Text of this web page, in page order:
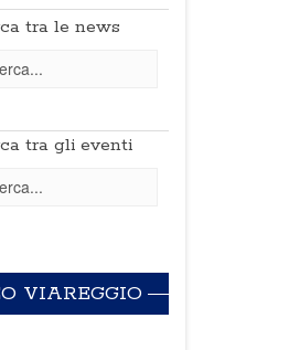
tra le news
tra gli eventi
VIAREGGIO